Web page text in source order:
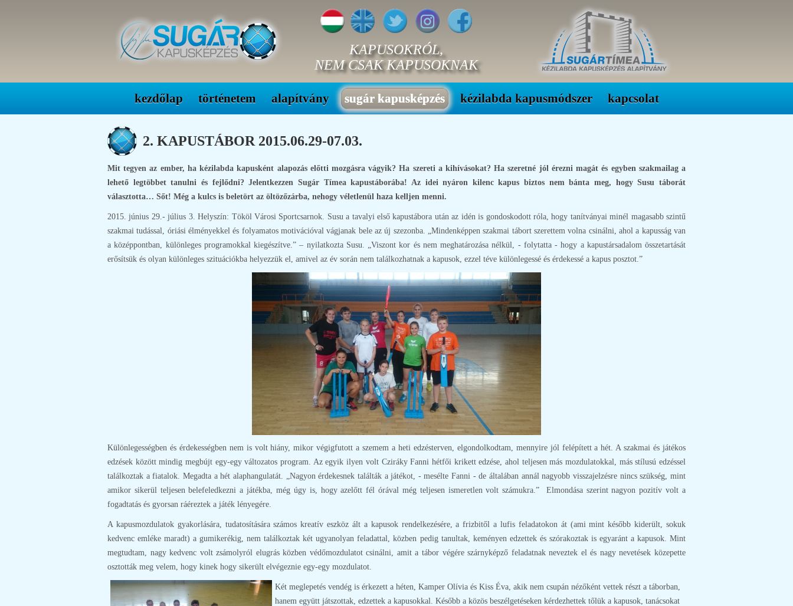
KAPUSOKRÓL,
NEM CSAK KAPUSOKNAK
kezdőlap történetem alapítvány sugár kapusképzés kézilabda kapusmódszer kapcsolat
2. KAPUSTÁBOR 2015.06.29-07.03.
Mit tegyen az ember, ha kézilabda kapusként alapozás előtti mozgásra vágyik? Ha szereti a kihívásokat? Ha szeretné jól érezni magát és egyben szakmailag a
lehető legtöbbet tanulni és fejlődni? Jelentkezzen Sugár Tímea kapustáborába! Az idei nyáron kilenc kapus biztos nem bánta meg, hogy Susu táborát
választotta… Sőt! Még a kulcs is beletört az öltözőzárba, nehogy véletlenül haza kelljen menni.
2015. június 29.- július 3. Helyszín: Tököl Városi Sportcsarnok. Susu a tavalyi első kapustábora után az idén is gondoskodott róla, hogy tanítványai minél magasabb szintű
szakmai tudással, óriási élményekkel és folyamatos motivációval vágjanak bele az új szezonba. „Mindenképpen szakmai tábort szerettem volna csinálni, ahol a kapusság van
a középpontban, különleges programokkal kiegészítve.” – nyilatkozta Susu. „Viszont kor és nem meghatározása nélkül, - folytatta - hogy a kapustársadalom összetartását
erősítsük és olyan különleges szituációkba helyezzük el, amivel az év során nem találkozhatnak a kapusok, ezzel téve különlegessé és érdekessé a kapus posztot.”
Különlegességben és érdekességben nem is volt hiány, mikor végigfutott a szemem a heti edzésterven, elgondolkodtam, mennyire jól felépített a hét. A szakmai és játékos
edzések között mindig megbújt egy-egy változatos program. Az egyik ilyen volt Cziráky Fanni hétfői krikett edzése, ahol teljesen más mozdulatokkal, más stílusú edzéssel
találkoztak a fiatalok. Megadta a hét alaphangulatát. „Nagyon érdekesnek találták a játékot, - mesélte Fanni - de általában annál nagyobb visszajelzésre nincs szükség, mint
amikor sikerül teljesen belefeledkezni a játékba, még úgy is, hogy azelőtt fél órával még teljesen ismeretlen volt számukra.” Elmondása szerint nagyon pozitív volt a
fogadtatás és gyorsan ráéreztek a játék lényegére.
A kapusmozdulatok gyakorlására, tudatosítására számos kreatív eszköz ált a kapusok rendelkezésére, a frizbitől a lufis feladatokon át (ami mint később kiderült, sokuk
kedvenc emléke maradt) a gumikerékig, nem találkoztak két ugyanolyan feladattal, közben pedig tanultak, keményen edzettek és szórakoztak is egyaránt a kapusok. Mint
megtudtam, nagy kedvenc volt zsámolyról elugrás közben védőmozdulatot csinálni, amit a tábor végére szárnyképző feladatnak neveztek el és nagy nevetések közepette
osztották meg velem, hogy kinek hogy sikerült elvégeznie egy-egy mozdulatot.
Két meglepetés vendég is érkezett a héten, Kamper Olívia és Kiss Éva, akik nem csupán nézőként vettek részt a táborban,
hanem együtt játszottak, edzettek a kapusokkal. Később a közös beszélgetéseken kérdezhettek tőlük a kapusok, tanácsokat